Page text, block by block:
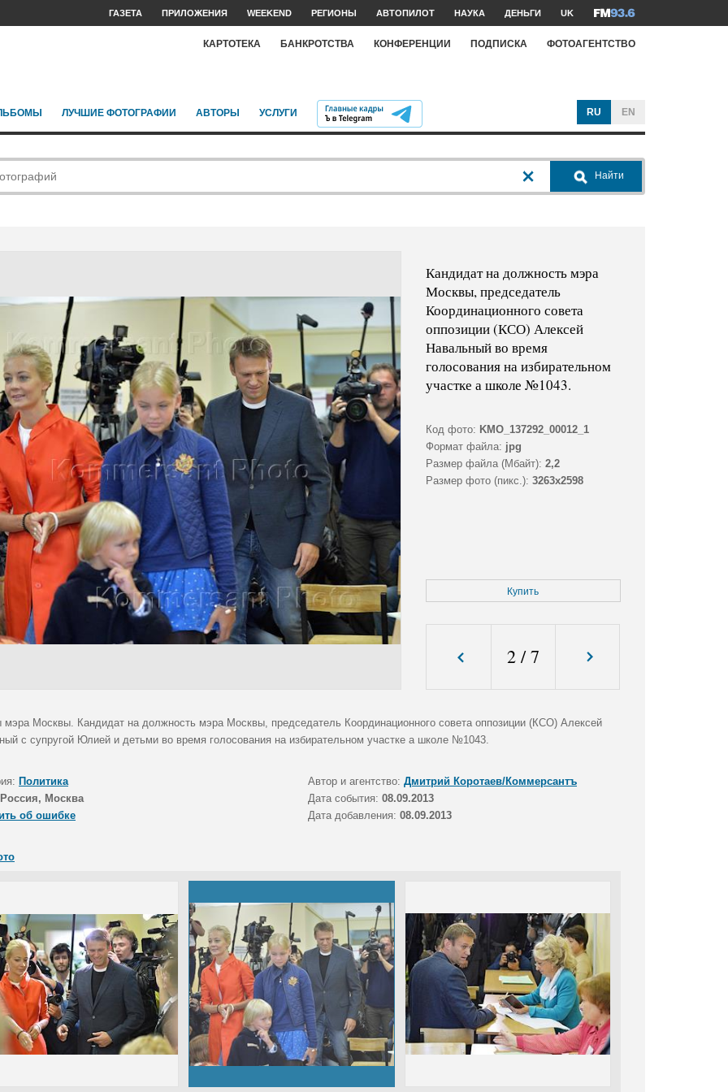
ГАЗЕТА ПРИЛОЖЕНИЯ WEEKEND РЕГИОНЫ АВТОПИЛОТ НАУКА ДЕНЬГИ UK
КАРТОТЕКА БАНКРОТСТВА КОНФЕРЕНЦИИ ПОДПИСКА ФОТОАГЕНТСТВО
ЛУЧШИЕ ФОТОГРАФИИ АВТОРЫ УСЛУГИ RU EN
Найти
Кандидат на должность мэра
Москвы, председатель
Координационного совета
оппозиции (КСО) Алексей
Навальный во время
голосования на избирательном
участке а школе №1043.
Код фото: KMO_137292_00012_1
Формат файла: jpg
Размер файла (Мбайт): 2,2
Размер фото (пикс.): 3263x2598
Купить
2/7
мэра Москвы. Кандидат на должность мэра Москвы, председатель Координационного совета оппозиции (КСО) Алексей
с супругой Юлией и детьми во время голосования на избирательном участке а школе №1043.
Политика Автор и агентство: Дмитрий Коротаев/Коммерсантъ
Россия, Москва Дата события: 08.09.2013
об ошибке
Дата добавления: 08.09.2013